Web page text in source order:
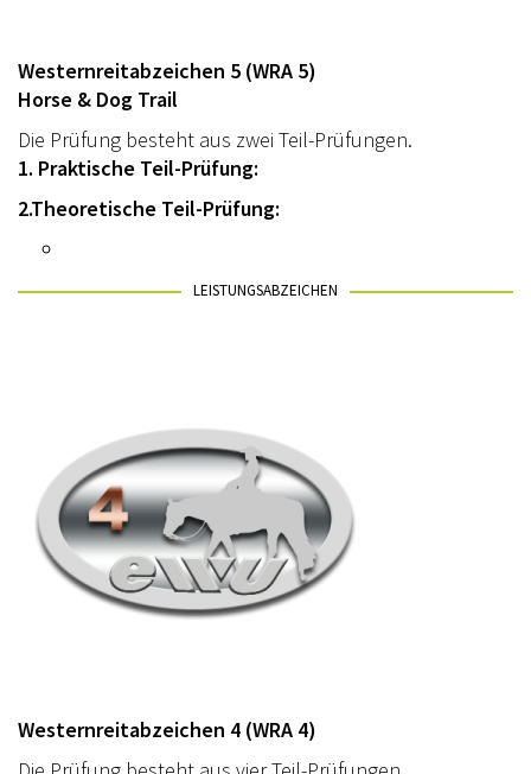
Westernreitabzeichen 5 (WRA 5)
Horse & Dog Trail
Die Prüfung besteht aus zwei Teil-Prüfungen.
1. Praktische Teil-Prüfung:
2.Theoretische Teil-Prüfung:
LEISTUNGSABZEICHEN
Westernreitabzeichen 4 (WRA 4)